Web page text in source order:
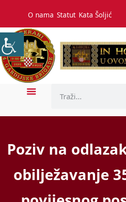
O nama Statut Kata Šoljić
Poziv na
obilježavanje